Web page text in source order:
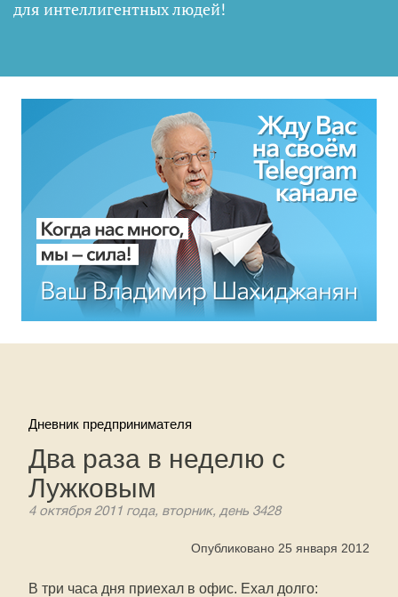
для интеллигентных людей!
Дневник предпринимателя
Два раза в неделю с
Лужковым
4 октября 2011 года, вторник, день 3428
Опубликовано 25 января 2012
В три часа дня приехал в офис. Ехал долго: